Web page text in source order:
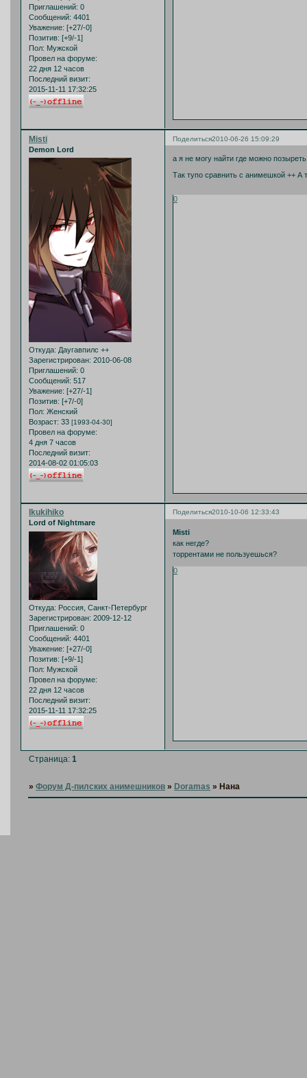
Приглашений: 0
Сообщений: 4401
Уважение: [+27/-0]
Позитив: [+9/-1]
Пол: Мужской
Провел на форуме:
22 дня 12 часов
Последний визит:
2015-11-11 17:32:25
Поделиться2010-06-26 15:09:29
Misti
Demon Lord
Откуда: Даугавпилс ++
Зарегистрирован: 2010-06-08
Приглашений: 0
Сообщений: 517
Уважение: [+27/-1]
Позитив: [+7/-0]
Пол: Женский
Возраст: 33 [1993-04-30]
Провел на форуме:
4 дня 7 часов
Последний визит:
2014-08-02 01:05:03
а я не могу найти где можно
Так тупо сравнить с анимешкой ++ А
0
Поделиться2010-10-06 12:33:43
Ikukihiko
Lord of Nightmare
Откуда: Россия, Санкт-Петербург
Зарегистрирован: 2009-12-12
Приглашений: 0
Сообщений: 4401
Уважение: [+27/-0]
Позитив: [+9/-1]
Пол: Мужской
Провел на форуме:
22 дня 12 часов
Последний визит:
2015-11-11 17:32:25
Misti
как негде?
торрентами не пользуешься?
0
Страница:1
»Форум Д-пилских анимешников » Doramas » Нана